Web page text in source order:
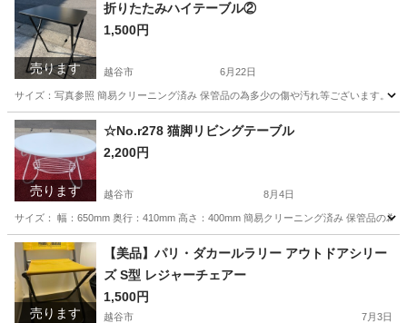
売ります
折りたたみハイテーブル②
1,500円
越谷市 6月22日
サイズ：写真参照 簡易クリーニング済み 保管品の為多少の傷や汚れ等ございます。
埼玉 越谷市 オフィス用家具 杉戸町
売ります
☆No.r278 猫脚リビングテーブル
2,200円
越谷市 8月4日
サイズ： 幅：650mm 奥行：410mm 高さ：400mm 簡易クリーニング済み 保管品の
埼玉 越谷市 テーブル リビング
売ります
【美品】パリ・ダカールラリー アウトドアシリー
ズ S型 レジャーチェアー
1,500円
越谷市 7月3日